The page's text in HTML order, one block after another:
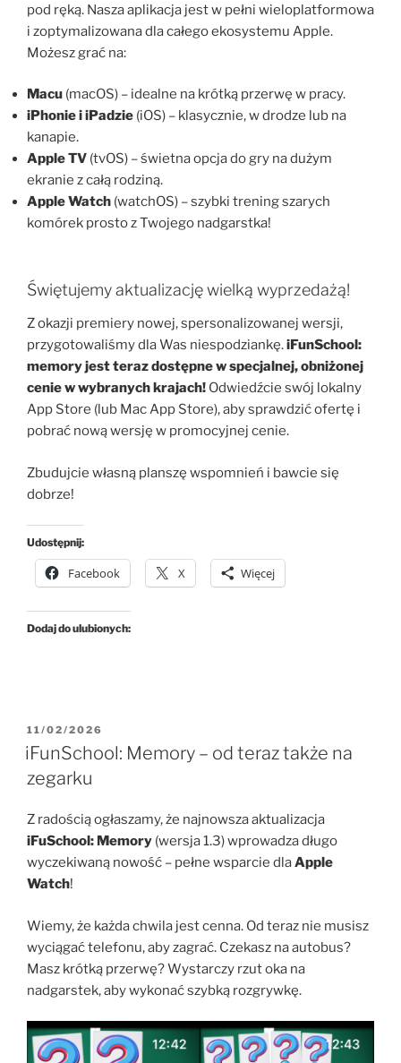
pod ręką. Nasza aplikacja jest w pełni wieloplatformowa
i zoptymalizowana dla całego ekosystemu Apple.
Możesz grać na:
Macu (macOS) – idealne na krótką przerwę w pracy.
iPhonie i iPadzie (iOS) – klasycznie, w drodze lub na
kanapie.
Apple TV (tvOS) – świetna opcja do gry na dużym
ekranie z całą rodziną.
Apple Watch (watchOS) – szybki trening szarych
komórek prosto z Twojego nadgarstka!
Świętujemy aktualizację wielką wyprzedażą!
Z okazji premiery nowej, spersonalizowanej wersji,
przygotowaliśmy dla Was niespodziankę.iFunSchool:
memory jest teraz dostępne w specjalnej, obniżonej
cenie w wybranych krajach! Odwiedźcie swój lokalny
App Store (lub Mac App Store), aby sprawdzić ofertę i
pobrać nową wersję w promocyjnej cenie.
Zbudujcie własną planszę wspomnień i bawcie się
dobrze!
Udostępnij:
Facebook X Więcej
Dodaj do ulubionych:
OPUBLIKOWANE
W
11/02/2026
iFunSchool: Memory – od teraz także na
zegarku
Z radością ogłaszamy, że najnowsza aktualizacja
iFuSchool: Memory (wersja 1.3) wprowadza długo
wyczekiwaną nowość – pełne wsparcie dlaApple
Watch!
Wiemy, że każda chwila jest cenna. Od teraz nie musisz
wyciągać telefonu, aby zagrać. Czekasz na autobus?
Masz krótką przerwę? Wystarczy rzut oka na
nadgarstek, aby wykonać szybką rozgrywkę.